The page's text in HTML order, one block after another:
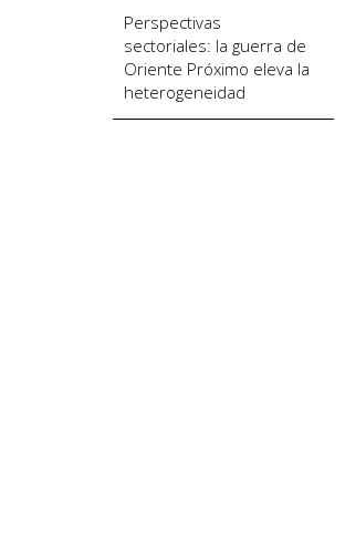
Perspectivas
sectoriales: la guerra de
Oriente Próximo eleva la
heterogeneidad